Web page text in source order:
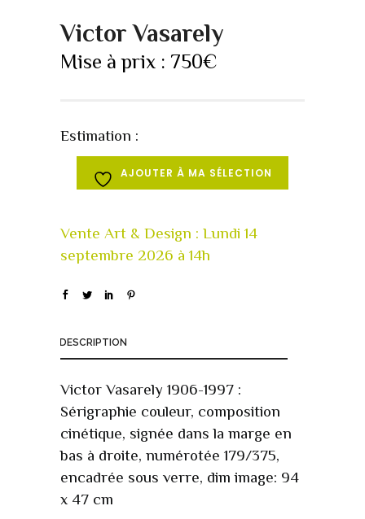
Victor Vasarely
Mise à prix : 750€
Estimation :
AJOUTER À MA SÉLECTION
DESCRIPTION
Victor Vasarely 1906-1997 :
Sérigraphie couleur, composition
cinétique, signée dans la marge en
bas à droite, numérotée 179/375,
encadrée sous verre, dim image: 94
x 47 cm